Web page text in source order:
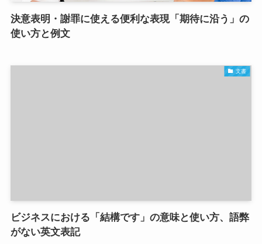
決意表明・謝罪に使える便利な表現「期待に沿う」の
使い方と例文
文書
ビジネスにおける「結構です」の意味と使い方、語弊
がない英文表記